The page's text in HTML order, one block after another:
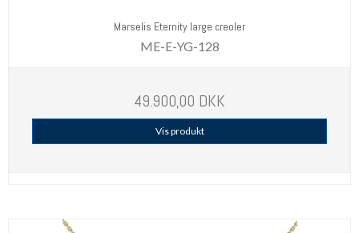
Marselis Eternity large creoler
ME-E-YG-128
49.900,00 DKK
Vis produkt